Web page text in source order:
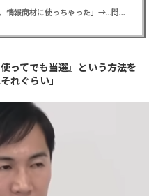
【悲報】彼女「ごめん！俺くんの貯金、情報商材に使っちゃった」→…問い詰めたらギャン泣きされたんだが俺が悪いのか？
ってでも当選』という方法を
れぐらい」